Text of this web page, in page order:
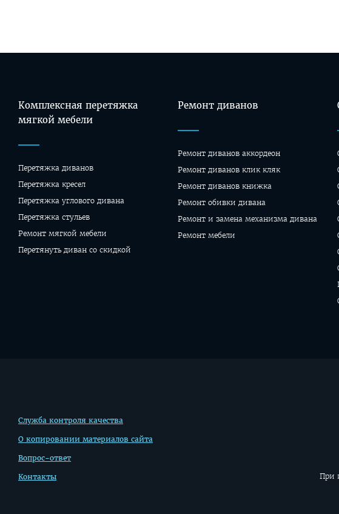
Комплексная перетяжка
мягкой мебели
Перетяжка диванов
Перетяжка кресел
Перетяжка углового дивана
Перетяжка стульев
Ремонт мягкой мебели
Перетянуть диван со скидкой
Ремонт диванов
Ремонт диванов аккордеон
Ремонт диванов клик кляк
Ремонт диванов книжка
Ремонт обивки дивана
Ремонт и замена механизма дивана
Ремонт мебели
Дополнительная
информация
Служба контроля качества
О копировании материалов сайта
Вопрос-ответ
Контакты
При